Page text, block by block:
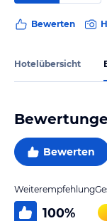
Bewerten
Hotelübersicht
Bewerten
Weiterempfehlung
100%